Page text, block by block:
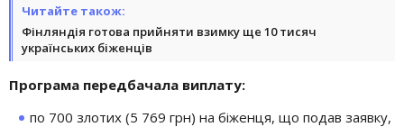
Читайте також:
Фінляндія готова прийняти взимку ще 10 тисяч
українських біженців
Програма передбачала виплату:
по 700 злотих (5 769 грн) на біженця, що подав заявку,